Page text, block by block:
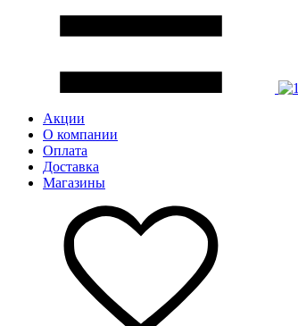
Акции
О компании
Оплата
Доставка
Магазины